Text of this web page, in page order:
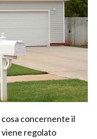
concernente il
regolato